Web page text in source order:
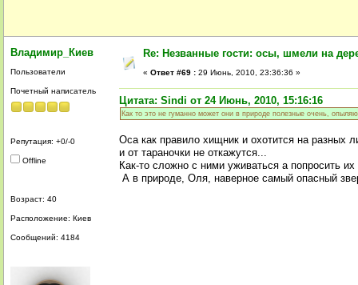
Владимир_Киев
Пользователи
Почетный написатель
Репутация: +0/-0
Offline
Возраст: 40
Расположение: Киев
Сообщений: 4184
Re: Незванные гости: осы, шмели на
« Ответ #69 : 29 Июнь, 2010, 23:36:36 »
Цитата: Sindi от 24 Июнь, 2010, 15:16:16
Как то это не гуманно может они в природе полезные очень,
Оса как правило хищник и охотится на разных
и от тараночки не откажутся...
Как-то сложно с ними уживаться а попросить
А в природе, Оля, наверное самый опасный